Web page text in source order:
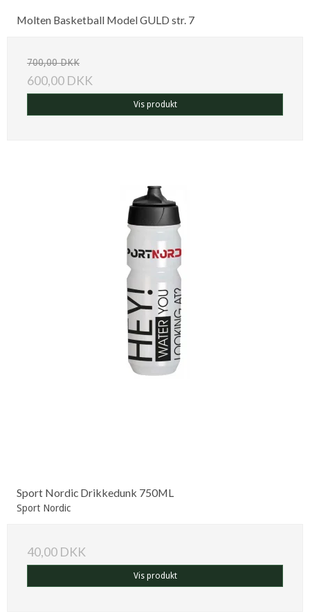
Molten Basketball Model GULD str. 7
700,00 DKK
600,00 DKK
Vis produkt
Sport Nordic Drikkedunk 750ML
Sport Nordic
40,00 DKK
Vis produkt